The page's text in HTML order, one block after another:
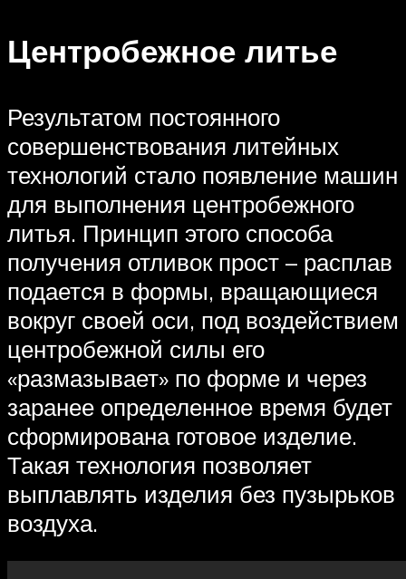
Центробежное литье
Результатом постоянного
совершенствования литейных
технологий стало появление машин
для выполнения центробежного
литья. Принцип этого способа
получения отливок прост – расплав
подается в формы, вращающиеся
вокруг своей оси, под воздействием
центробежной силы его
«размазывает» по форме и через
заранее определенное время будет
сформирована готовое изделие.
Такая технология позволяет
выплавлять изделия без пузырьков
воздуха.